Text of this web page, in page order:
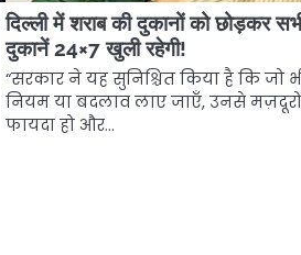
दिल्ली में शराब की दुकानों को छोड़कर
दुकानें 24×7 खुली रहेगी!
“सरकार ने यह सुनिश्चित किया है कि जो
नियम या बदलाव लाए जाएँ, उनसे
फायदा हो और…